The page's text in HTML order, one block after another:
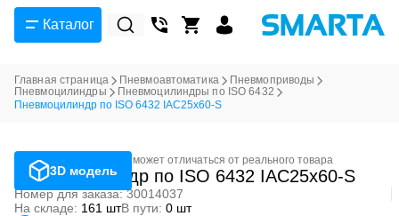
Каталог
Главная страница Пневмоавтоматика
Пневмоприводы
Пневмоцилиндры
Пневмоцилиндры по ISO 6432
Пневмоцилиндр по ISO 6432 IAC25x60-S
3D модель
Фотография может отличаться от реального товара
Пневмоцилиндр по ISO 6432 IAC25x60-S
Номер для заказа: 30014037
На складе: 161 штВ пути: 0 шт